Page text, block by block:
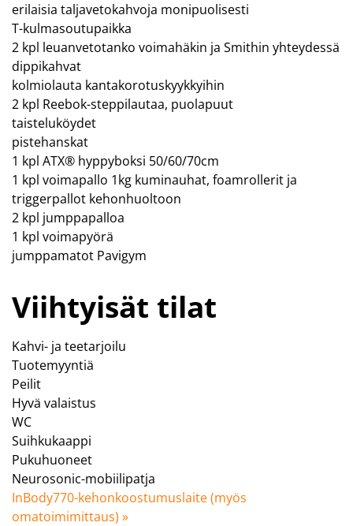
erilaisia taljavetokahvoja monipuolisesti
T-kulmasoutupaikka
2 kpl leuanvetotanko voimahäkin ja Smithin yhteydessä
dippikahvat
kolmiolauta kantakorotuskyykkyihin
2 kpl Reebok-steppilautaa, puolapuut
taisteluköydet
pistehanskat
1 kpl ATX® hyppyboksi 50/60/70cm
1 kpl voimapallo 1kg kuminauhat, foamrollerit ja
triggerpallot kehonhuoltoon
2 kpl jumppapalloa
1 kpl voimapyörä
jumppamatot Pavigym
Viihtyisät tilat
Kahvi- ja teetarjoilu
Tuotemyyntiä
Peilit
Hyvä valaistus
WC
Suihkukaappi
Pukuhuoneet
Neurosonic-mobiilipatja
InBody770-kehonkoostumuslaite (myös
omatoimimittaus) »